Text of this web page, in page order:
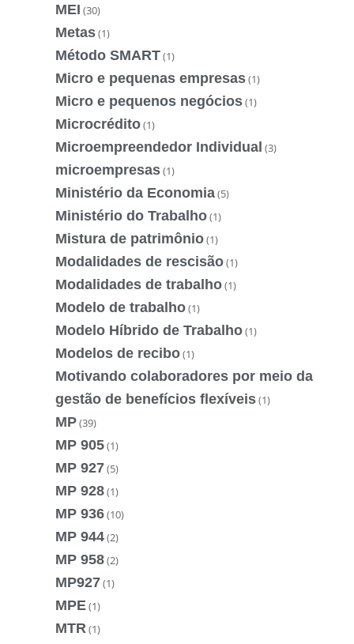
MEI (30)
Metas(1)
Método SMART(1)
Micro e pequenas empresas(1)
Micro e pequenos negócios(1)
Microcrédito(1)
Microempreendedor Individual (3)
microempresas(1)
Ministério da Economia(5)
Ministério do Trabalho(1)
Mistura de patrimônio(1)
Modalidades de rescisão(1)
Modalidades de trabalho(1)
Modelo de trabalho(1)
Modelo Híbrido de Trabalho(1)
Modelos de recibo(1)
Motivando colaboradores por meio da
gestão de benefícios flexíveis(1)
MP(39)
MP 905(1)
MP 927(5)
MP 928(1)
MP 936(10)
MP 944(2)
MP 958(2)
MP927(1)
MPE(1)
MTR (1)